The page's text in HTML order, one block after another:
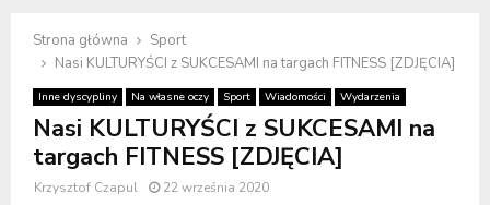
Strona główna
Sport
Nasi KULTURYŚCI z SUKCESAMI na targach FITNESS [ZDJĘCIA]
Inne dyscypliny Na własne oczy Sport Wiadomości Wydarzenia
Nasi KULTURYŚCI z SUKCESAMI na
targach FITNESS [ZDJĘCIA]
Krzysztof Czapul 22 września 2020